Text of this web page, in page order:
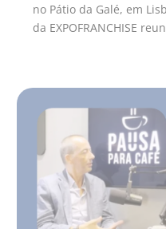
no Pátio da Galé, em
da EXPOFRANCHISE